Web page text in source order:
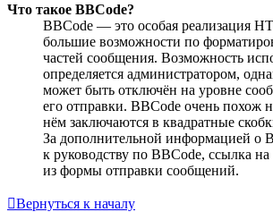
Что такое BBCode?
BBCode — это особая реализация
большие возможности по
частей сообщения. Возможность
определяется администратором,
может быть отключён на уровне
его отправки. BBCode очень похож
нём заключаются в квадратные
За дополнительной информацией о
к руководству по BBCode, ссылка на
из формы отправки сообщений.
Вернуться к началу